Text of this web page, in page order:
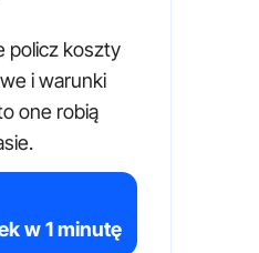
policz koszty
i warunki
one robią
w 1 minutę